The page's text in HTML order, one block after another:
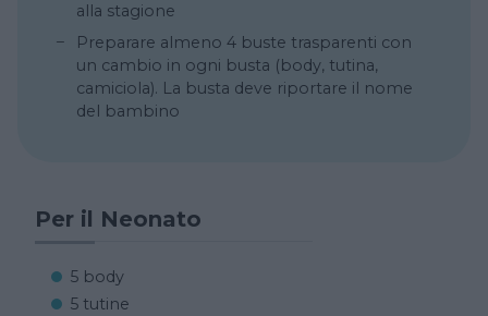
alla stagione
Preparare almeno 4 buste trasparenti con
un cambio in ogni busta (body, tutina,
camiciola). La busta deve riportare il nome
del bambino
Per il Neonato
5 body
5 tutine